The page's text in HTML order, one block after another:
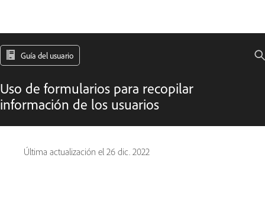
Guía del usuario
Uso de formularios para recopilar
información de los usuarios
Última actualización el 26 dic. 2022